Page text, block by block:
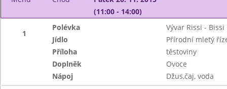
(11:00 - 14:00)
1
Polévka
Vývar Rissi - Bissi
Jídlo
Přírodní mletý
Příloha
těstoviny
Doplněk
Ovoce
Nápoj
Džus,čaj, voda